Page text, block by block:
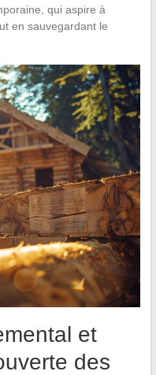
qui aspire à
en sauvegardant le
et
des